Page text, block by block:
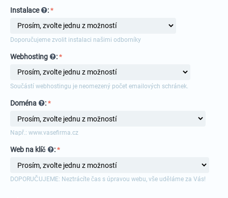
Instalace :
Doporučujeme zvolit instalaci našimi odborníky
Webhosting :
Součástí webhostingu je neomezený počet emailových schránek.
Doména :
Např.: www.vasefirma.cz
Web na klíč :
DOPORUČUJEME: Neztrácíte čas s úpravou webu, vše uděláme za Vás!